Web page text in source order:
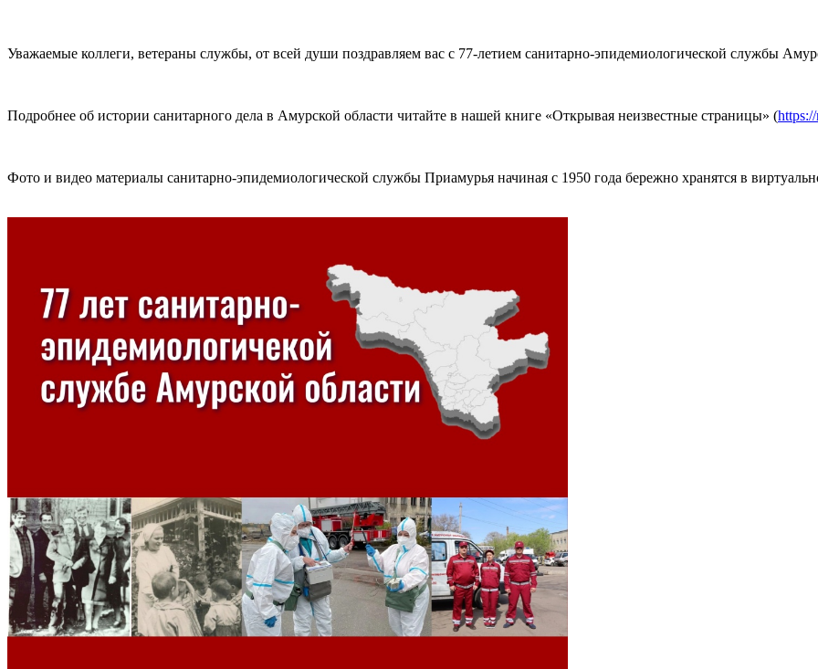
Уважаемые коллеги, ветераны службы, от всей души поздравляем вас с 77-летием санитарно-эпидемиологической службы
Подробнее об истории санитарного дела в Амурской области читайте в нашей книге «Открывая неизвестные страницы» (
Фото и видео материалы санитарно-эпидемиологической службы Приамурья начиная с 1950 года бережно хранятся в